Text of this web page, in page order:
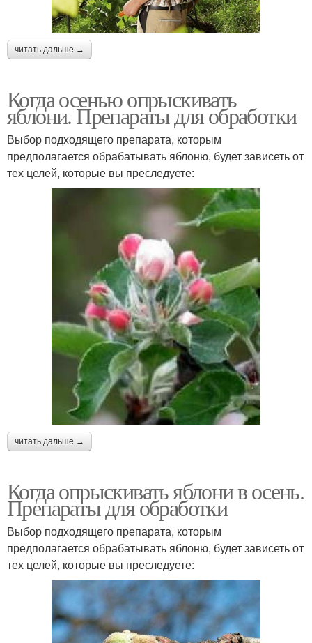
читать дальше →
Когда осенью опрыскивать
яблони. Препараты для обработки
Выбор подходящего препарата, которым
предполагается обрабатывать яблоню, будет зависеть от
тех целей, которые вы преследуете:
читать дальше →
Когда опрыскивать яблони в осень.
Препараты для обработки
Выбор подходящего препарата, которым
предполагается обрабатывать яблоню, будет зависеть от
тех целей, которые вы преследуете: